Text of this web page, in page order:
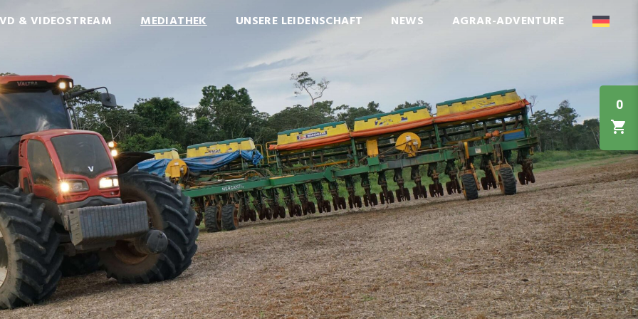
0
& VIDEOSTREAM MEDIATHEK UNSERE LEIDENSCHAFT NEWS AGRAR-ADVENTURE